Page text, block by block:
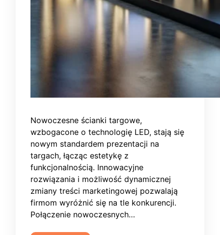
Nowoczesne ścianki targowe,
wzbogacone o technologię LED, stają się
nowym standardem prezentacji na
targach, łącząc estetykę z
funkcjonalnością. Innowacyjne
rozwiązania i możliwość dynamicznej
zmiany treści marketingowej pozwalają
firmom wyróżnić się na tle konkurencji.
Połączenie nowoczesnych…